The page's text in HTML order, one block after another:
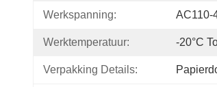
Werkspanning: AC110-
Werktemperatuur: -20°C
Verpakking Details: